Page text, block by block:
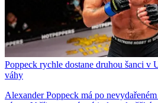
Poppeck rychle dostane druhou šanci v
váhy
Alexander Poppeck má po